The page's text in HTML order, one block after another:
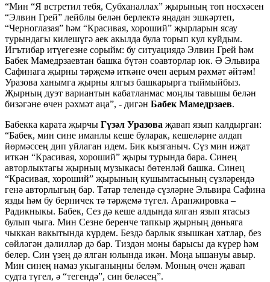
“Мин “Я встретил тебя, Субханаллах” җырының төп нөсхәсен
“Элвин Грей” лейблы белән берлектә яңадан эшкәртеп,
“Черноглазая” һәм “Красивая, хороший” җырларын ясау
турындагы килешүгә аек акылда була торып кул куйдым.
Игътибар итүегезне сорыйм: бу ситуациядә Элвин Грей һәм
Бабек Мамедрзаевтан башка бүтән соавторлар юк. Ә Эльвира
Сафинага җырны тәрҗемә иткәне өчен аерым рәхмәт әйтәм!
Уразова ханымга җырны ялгыз башкарырга тыймыйбыз.
Җырның дуэт вариантын кабатланмас моңлы тавышы белән
бизәгәне өчен рәхмәт аңа”, - дигән Бабек Мамедрзаев.
Бабекка карата җырчы Гүзәл Уразова җавап язып калдырган:
“Бабек, мин сине иманлы кеше буларак, кешеләрне алдап
йөрмәссең дип уйлаган идем. Бик кызганыч. Сүз мин иҗат
иткән “Красивая, хороший” җыры турында бара. Синең
авторлыктагы җырның музыкасы бөтенләй башка. Синең
“Красивая, хороший” җырының кушымтасының сүзләрендә
генә авторлыгың бар. Татар телендә сүзләрне Эльвира Сафина
язды һәм бу берничек тә тәрҗемә түгел. Аранжировка –
Радикныкы. Бабек, Сез дә кеше алдында ялган язып ятасыз
булып чыга. Мин Сезне беренче тапкыр җырның дөньяга
чыккан вакытында күрдем. Бездә барлык язышкан хатлар, без
сөйләгән дәлилләр дә бар. Тиздән моны барысы да күрер һәм
белер. Син үзең дә ялган юлында икән. Моңа ышануы авыр.
Мин синең намаз укыганыңны беләм. Моның өчен җавап
судта түгел, ә “тегендә”, син беләсең”.